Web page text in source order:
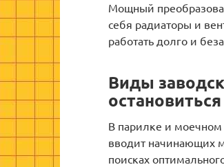
Мощный
себя радиаторы и
работать долго и
Виды
остановиться
В парилке и
вводит начинающих
поисках